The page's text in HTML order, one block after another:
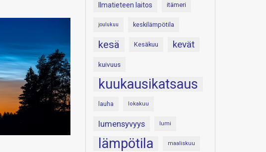
Ilmatieteen laitos itämeri
joulukuu keskilämpötila
kesä Kesäkuu kevät
kuivuus
kuukausikatsaus
lauha lokakuu
lumensyvyys lumi
lämpötila maaliskuu